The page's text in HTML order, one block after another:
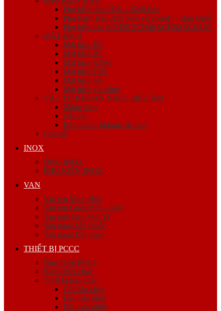
Phụ kiện hàn FKK – Nhật Bản
Phụ Kiện Hàn Jinil bend (Dybend) – Hàn Quốc
Phụ kiện hàn SCH20 SCH40 SCH80 SCH160
MẶT BÍCH
Mặt bích JIS
Mặt bích BS
Mặt bích ANSI
Mặt bích DIN
Mặt bích mù
Mặt bích gia công
VẬT TƯ KHOAN NHỒI, SIÊU ÂM
Măng sông
Nắp bịt
Kẽm buộc, bulong, ốc viss
Cóc nối
INOX
ỐNG INOX
PHỤ KIỆN INOX
VAN
Van ren Minh Hòa
Van ren Giacomini – Italy
Van mặt bích Shin Yi
Van gang hàn Quốc
Van gang Đài Loan
THIẾT BỊ PCCC
Ống Thép PCCC
Bình chữa cháy
Thiết bị báo cháy
Còi báo cháy
Đầu báo khói
Đầu báo nhiệt